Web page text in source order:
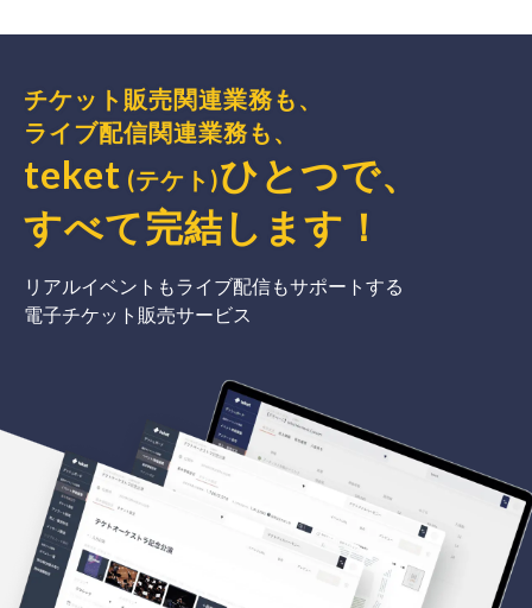
チケット販売関連業務も、
ライブ配信関連業務も、
teket (テケト)ひとつで、
すべて完結 します ！
リアルイベントもライブ配信もサポートする
電子チケット販売サービス